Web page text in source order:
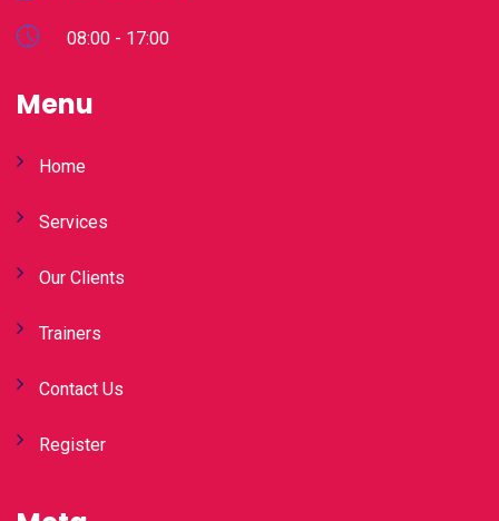
08:00 - 17:00
Menu
Home
Services
Our Clients
Trainers
Contact Us
Register